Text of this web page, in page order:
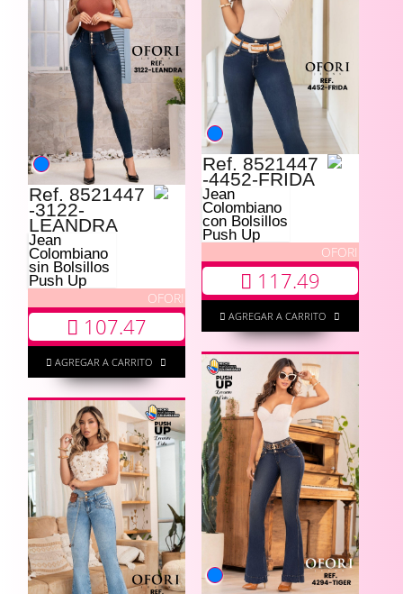
Ref. 8521447
-4452-FRIDA
Jean
Colombiano
con Bolsillos
Push Up
OFORI
117.49
AGREGAR A CARRITO
Ref. 8521447
-3122-
LEANDRA
Jean
Colombiano
sin Bolsillos
Push Up
OFORI
107.47
AGREGAR A CARRITO